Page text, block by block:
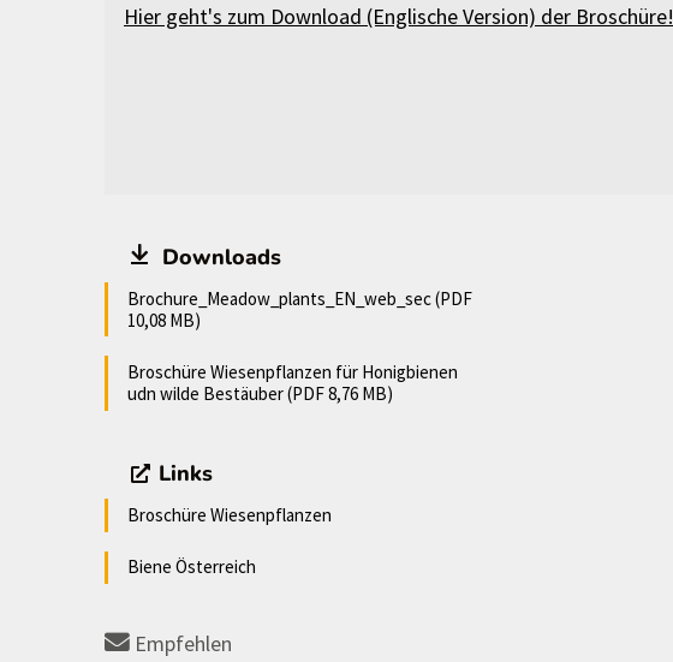
Hier geht's zum Download (Englische Version) der Broschüre!
Downloads
Brochure_Meadow_plants_EN_web_sec (PDF
10,08 MB)
Broschüre Wiesenpflanzen für Honigbienen
udn wilde Bestäuber (PDF 8,76 MB)
Links
Broschüre Wiesenpflanzen
Biene Österreich
Empfehlen